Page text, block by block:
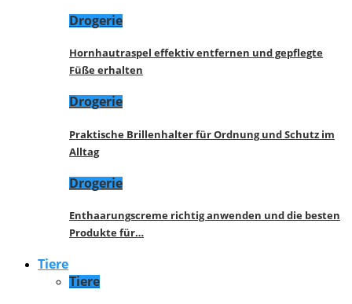
Drogerie
Hornhautraspel effektiv entfernen und gepflegte
Füße erhalten
Drogerie
Praktische Brillenhalter für Ordnung und Schutz im
Alltag
Drogerie
Enthaarungscreme richtig anwenden und die besten
Produkte für…
Tiere
Tiere